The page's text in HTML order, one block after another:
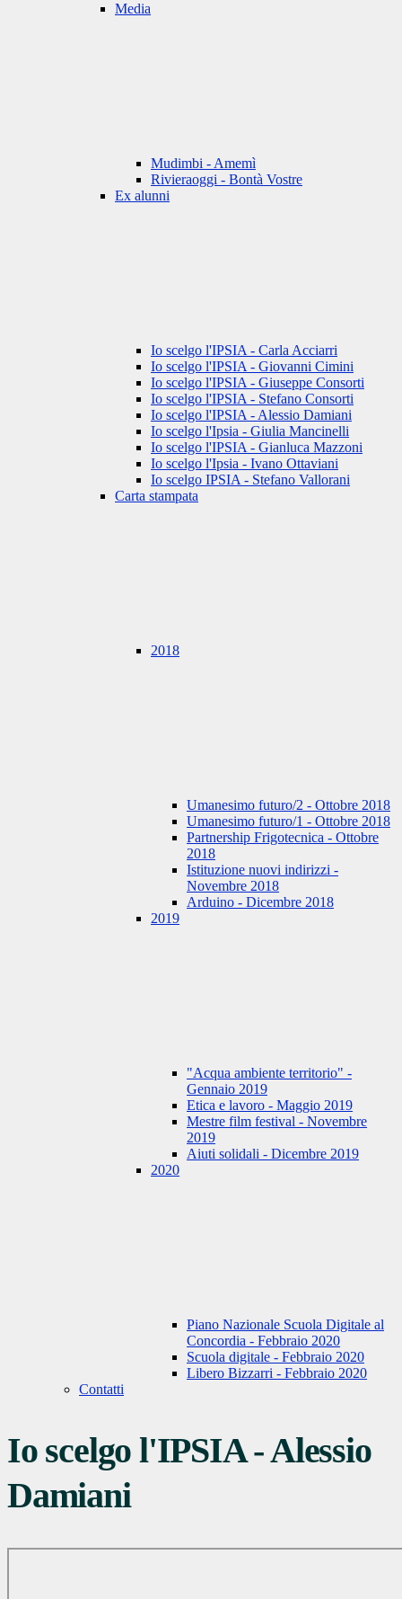
Media
Mudimbi - Amemì
Rivieraoggi - Bontà Vostre
Ex alunni
Io scelgo l'IPSIA - Carla Acciarri
Io scelgo l'IPSIA - Giovanni Cimini
Io scelgo l'IPSIA - Giuseppe Consorti
Io scelgo l'IPSIA - Stefano Consorti
Io scelgo l'IPSIA - Alessio Damiani
Io scelgo l'Ipsia - Giulia Mancinelli
Io scelgo l'IPSIA - Gianluca Mazzoni
Io scelgo l'Ipsia - Ivano Ottaviani
Io scelgo IPSIA - Stefano Vallorani
Carta stampata
2018
Umanesimo futuro/2 - Ottobre 2018
Umanesimo futuro/1 - Ottobre 2018
Partnership Frigotecnica - Ottobre
2018
Istituzione nuovi indirizzi -
Novembre 2018
Arduino - Dicembre 2018
2019
"Acqua ambiente territorio" -
Gennaio 2019
Etica e lavoro - Maggio 2019
Mestre film festival - Novembre
2019
Aiuti solidali - Dicembre 2019
2020
Piano Nazionale Scuola Digitale al
Concordia - Febbraio 2020
Scuola digitale - Febbraio 2020
Libero Bizzarri - Febbraio 2020
Contatti
Io scelgo l'IPSIA - Alessio
Damiani